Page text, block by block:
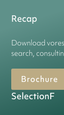
Recap
Download
search,
Brochure
SelectionF